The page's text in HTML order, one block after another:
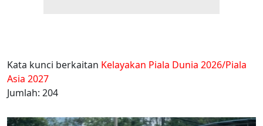
Kata kunci berkaitan Kelayakan Piala Dunia 2026/Piala
Asia 2027
Jumlah: 204